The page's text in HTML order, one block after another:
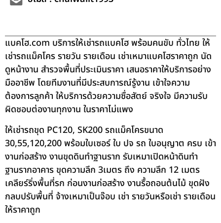
แบคโฮ.com บริการให้เช่ารถแบคโฮ พร้อมคนขับ ทั่วไทย ให้
เช่ารถแม็คโคร รายวัน รายเดือน เช่าเหมาแบคโฮราคาถูก นัด
ดูหน้างาน สำรวจพื้นที่ประเมินราคา เสนอราคาให้บริการอย่าง
มืออาชีพ โดยทีมงานที่มีประสบการณ์รู้งาน เข้าใจความ
ต้องการลูกค้า ให้บริการด้วยความซื่อสัตย์ จริงใจ มีความรับ
ผิดชอบต่องานทุกงาน ในราคาไม่แพง
ให้เช่ารถขุด PC120, SK200 รถแม็คโครขนาด
30,55,120,200 พร้อมใบเซอร์ ใบ ปจ รถ ใบอนุญาต ครบ เข้า
งานก่อสร้าง งานขุดดินทำฐานราก รับเหมาเปิดหน้าดินทำ
ฐานรากอาคาร ขุดความลึก 3เมตร ถึง ความลึก 12 เมตร
เคลียร์ริ่งพื้นที่รก ก่อนงานก่อสร้าง งานรื้อถอนต้นไม้ ขุดฝัง
กลบปรับพื้นที่ จ้างเหมาเป็นจ๊อบ เช่า รายวันหรือเช่า รายเดือน
ให้ราคาถูก